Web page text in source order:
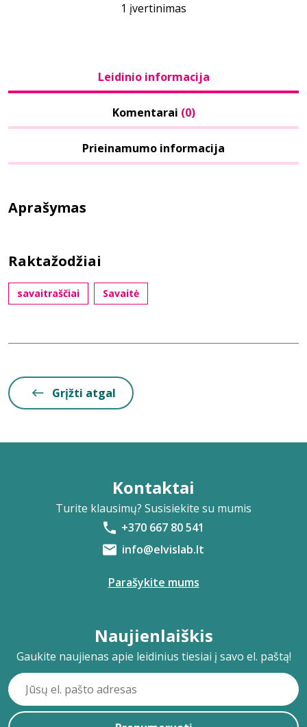
1 įvertinimas
Leidinio informacija
Komentarai (0)
Prieinamumo informacija
Aprašymas
Raktažodžiai
savaitraščiai Savaitė
Grįžti atgal
Kontaktai
Turite klausimų? Susisiekite su mumis
+370 667 80 541
info@elvislab.lt
Parašykite mums
Naujienlaiškis
Gaukite naujienas apie leidinius tiesiai į savo el. paštą!